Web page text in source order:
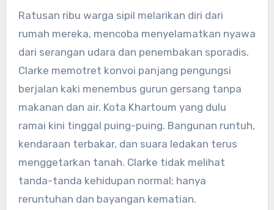
Ratusan ribu warga sipil melarikan diri dari
rumah mereka, mencoba menyelamatkan nyawa
dari serangan udara dan penembakan sporadis.
Clarke memotret konvoi panjang pengungsi
berjalan kaki menembus gurun gersang tanpa
makanan dan air. Kota Khartoum yang dulu
ramai kini tinggal puing-puing. Bangunan runtuh,
kendaraan terbakar, dan suara ledakan terus
menggetarkan tanah. Clarke tidak melihat
tanda-tanda kehidupan normal; hanya
reruntuhan dan bayangan kematian.